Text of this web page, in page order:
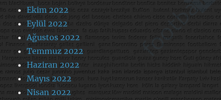
Ekim 2022
Eylül 2022
Ağustos 2022
Temmuz 2022
Haziran 2022
Mayıs 2022
Nisan 2022